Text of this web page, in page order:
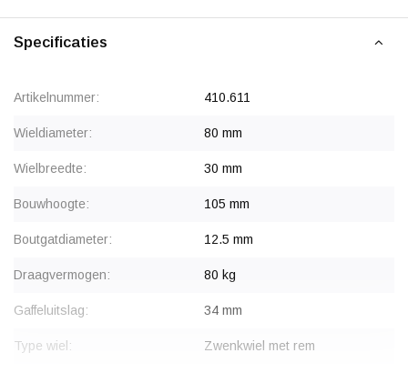
Korting vanaf 60 stuks
Specificaties
Artikelnummer: 410.611
Wieldiameter: 80 mm
Wielbreedte: 30 mm
Bouwhoogte: 105 mm
Boutgatdiameter: 12.5 mm
Draagvermogen: 80 kg
Gaffeluitslag: 34 mm
Type wiel: Zwenkwiel met rem